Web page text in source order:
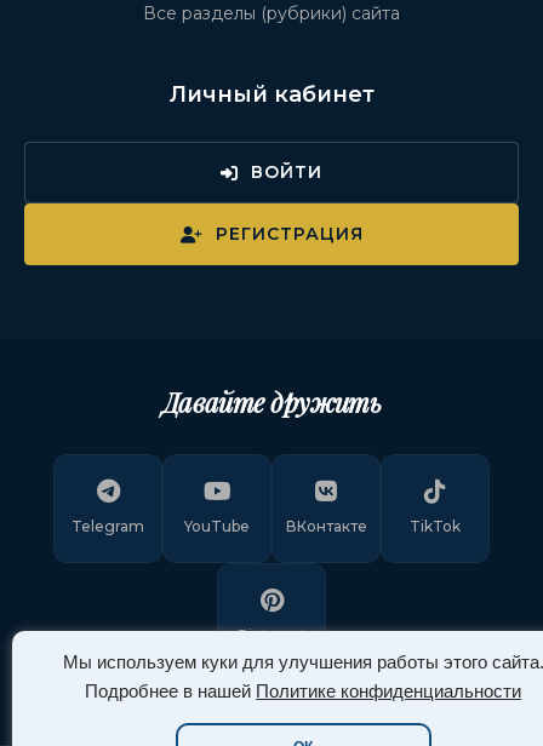
Мы используем куки для улучшения работы этого сайта.
Подробнее в нашей Политике конфиденциальности
Все разделы (рубрики) сайта
Личный кабинет
ВОЙТИ
РЕГИСТРАЦИЯ
Давайте дружить
Telegram YouTube ВКонтакте TikTok
Pinterest